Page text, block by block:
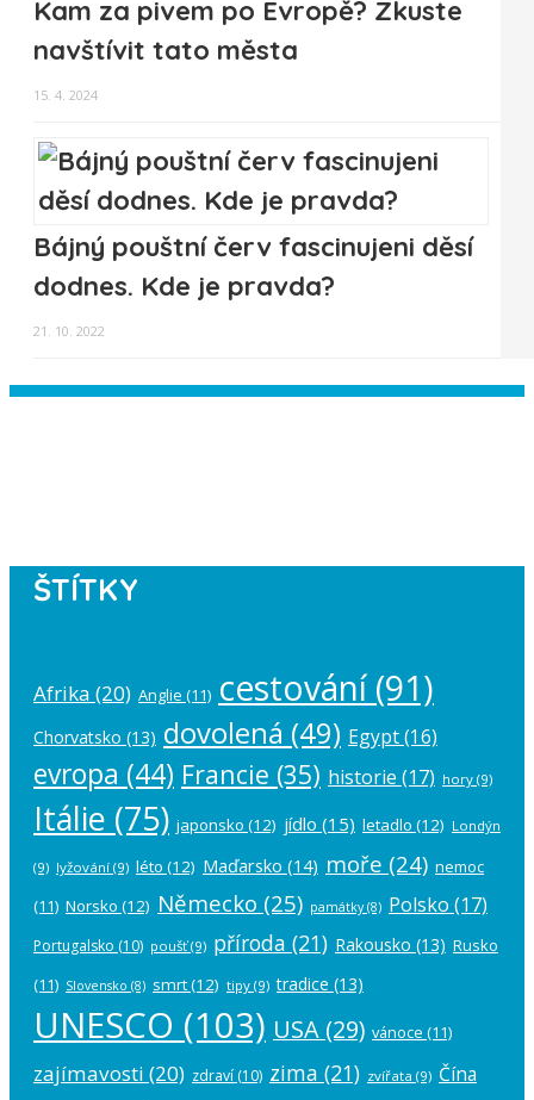
Kam za pivem po Evropě? Zkuste
navštívit tato města
15. 4. 2024
Bájný pouštní červ fascinujeni děsí
dodnes. Kde je pravda?
21. 10. 2022
ŠTÍTKY
Afrika (20) Anglie (11) cestování(91)
Chorvatsko (13) dovolená (49) Egypt(16)
evropa (44) Francie (35) historie (17) hory (9)
Itálie (75) japonsko (12) jídlo (15) letadlo (12) Londýn
(9) lyžování (9) léto (12) Maďarsko (14) moře (24) nemoc
(11) Norsko (12) Německo (25) památky(8) Polsko (17)
Portugalsko (10) poušť(9) příroda (21) Rakousko (13) Rusko
(11) Slovensko (8) smrt(12) tipy (9) tradice (13)
UNESCO (103) USA (29) vánoce (11)
zajímavosti (20) zdraví (10) zima (21) zvířata (9) Čína